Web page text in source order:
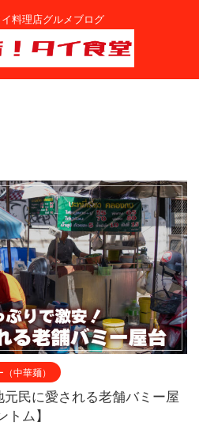
料理店グルメブログ
（中華麺）
民に愛される老舗バミー屋
ム】